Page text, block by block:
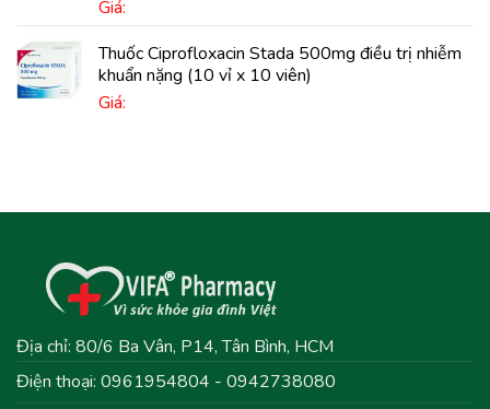
Giá:
Thuốc Ciprofloxacin Stada 500mg điều trị nhiễm
khuẩn nặng (10 vỉ x 10 viên)
Giá:
Địa chỉ: 80/6 Ba Vân, P14, Tân Bình, HCM
Điện thoại: 0961954804 - 0942738080